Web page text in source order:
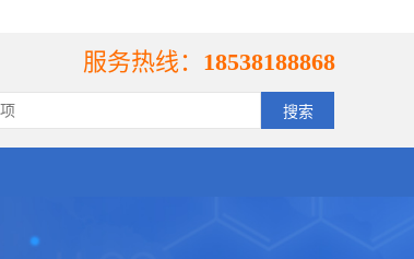
服务热线： 18538188868